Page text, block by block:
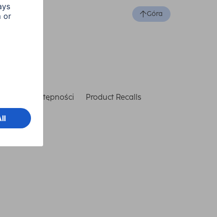
Góra
dostępności Product Recalls